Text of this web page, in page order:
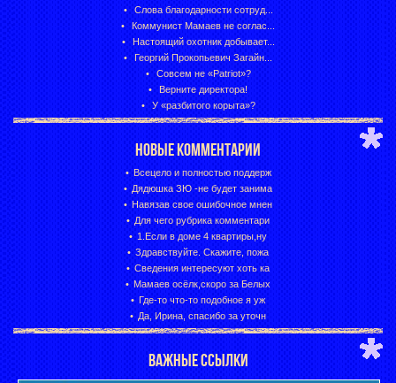
Слова благодарности сотруд...
Коммунист Мамаев не соглас...
Настоящий охотник добывает...
Георгий Прокопьевич Загайн...
Совсем не «Patriot»?
Верните директора!
У «разбитого корыта»?
НОВЫЕ КОММЕНТАРИИ
Всецело и полностью поддерж
Дядюшка ЗЮ -не будет занима
Навязав свое ошибочное мнен
Для чего рубрика комментари
1.Если в доме 4 квартиры,ну
Здравствуйте. Скажите, пожа
Сведения интересуют хоть ка
Мамаев осёлк,скоро за Белых
Где-то что-то подобное я уж
Да, Ирина, спасибо за уточн
ВАЖНЫЕ ССЫЛКИ